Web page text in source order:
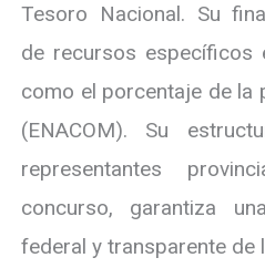
Tesoro Nacional. Su
de recursos específicos
como el porcentaje de la
(ENACOM). Su
representantes
concurso, garantiza
federal y transparente de